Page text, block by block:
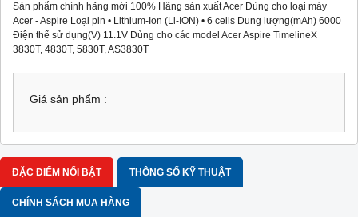
Sản phẩm chính hãng mới 100% Hãng sản xuất Acer Dùng cho loại máy
Acer - Aspire Loại pin • Lithium-Ion (Li-ION) • 6 cells Dung lượng(mAh) 6000
Điện thế sử dụng(V) 11.1V Dùng cho các model Acer Aspire TimelineX
3830T, 4830T, 5830T, AS3830T
Giá sản phẩm :
ĐẶC ĐIỂM NỔI BẬT THÔNG SỐ KỸ THUẬT
CHÍNH SÁCH MUA HÀNG